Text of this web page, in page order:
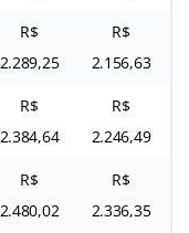
R$
2.289,25
R$
2.156,63
R$
2.384,64
R$
2.246,49
R$
2.480,02
R$
2.336,35